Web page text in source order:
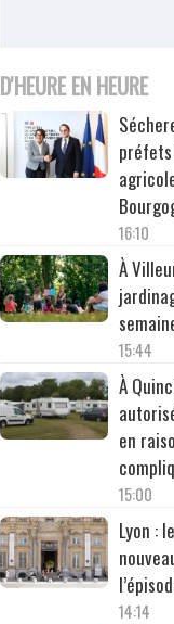
D'HEURE EN HEURE
16:10
À
15:44
À
en
15:00
Lyon :
14:14